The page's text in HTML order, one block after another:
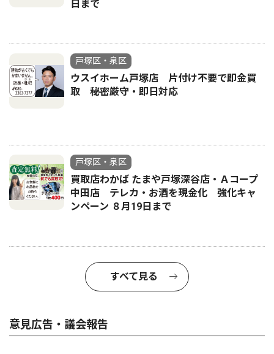
日まで
戸塚区・泉区
ウスイホーム戸塚店 片付け不要で即金買
取 秘密厳守・即日対応
戸塚区・泉区
買取店わかば たまや戸塚深谷店・Ａコープ
中田店 テレカ・お酒を現金化 強化キャ
ンペーン ８月19日まで
すべて見る
意見広告・議会報告